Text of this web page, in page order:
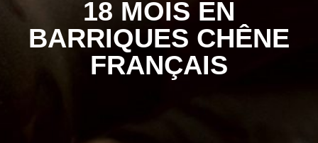
18 MOIS EN
BARRIQUES CHÊNE
FRANÇAIS